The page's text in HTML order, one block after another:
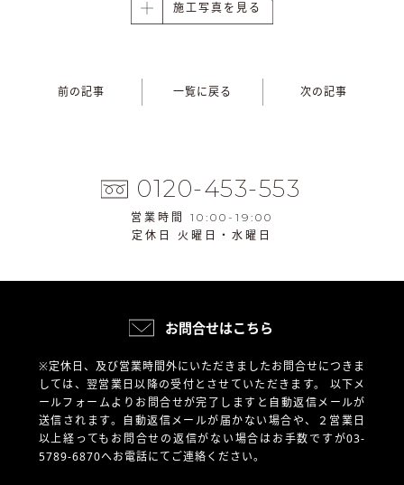
施工写真を見る
前の記事 一覧に戻る 次の記事
0120-453-553
営業時間 10:00-19:00
定休日 火曜日・水曜日
お問合せはこちら
※定休日、及び営業時間外にいただきましたお問合せにつきま
しては、翌営業日以降の受付とさせていただきます。 以下メ
ールフォームよりお問合せが完了しますと自動返信メールが
送信されます。自動返信メールが届かない場合や、
２営業日
以上経ってもお問合せの返信がない場合はお手数ですが03-
5789-6870へお電話にてご連絡ください。